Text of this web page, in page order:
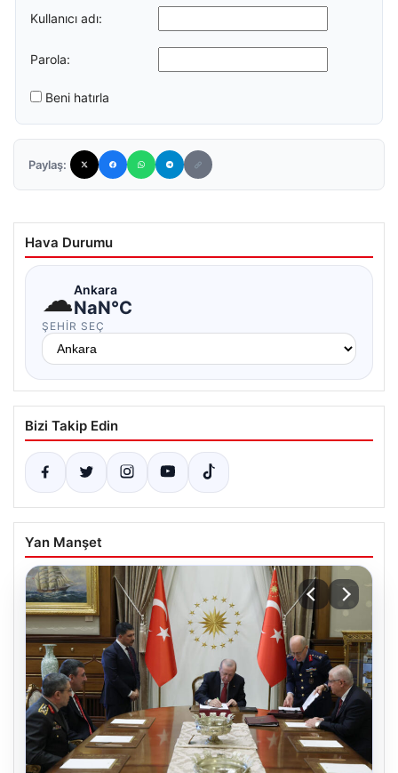
Kullanıcı adı:
Parola:
Beni hatırla
Paylaş:
Hava Durumu
☁Ankara
NaN°C
ŞEHIR SEÇ
Bizi Takip Edin
Yan Manşet